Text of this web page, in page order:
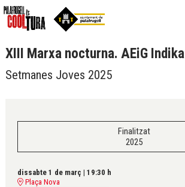
XIII Marxa nocturna. AEiG Indika
Setmanes Joves 2025
Finalitzat
2025
dissabte 1 de març | 19:30 h
Plaça Nova